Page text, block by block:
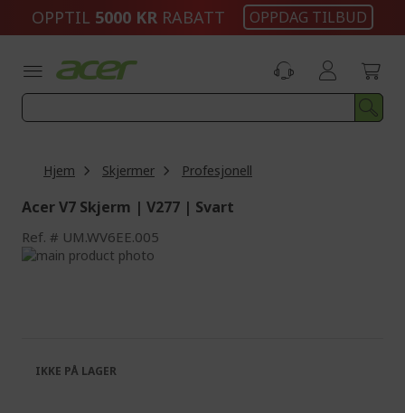
OPPTIL 5000 KR RABATT OPPDAG TILBUD
Hjem Skjermer Profesjonell
Acer V7 Skjerm | V277 | Svart
Ref. UM.WV6EE.005
Skip
images
gallery
the
images
IKKE PÅ LAGER